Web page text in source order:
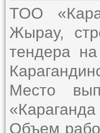
ТОО
Жырау,
тендера
Место
Объем